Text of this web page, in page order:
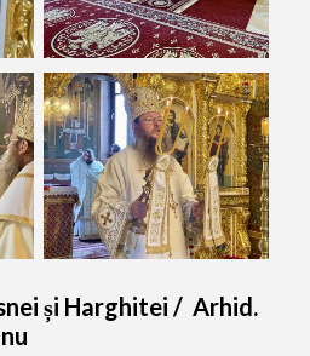
și Harghitei / Arhid.